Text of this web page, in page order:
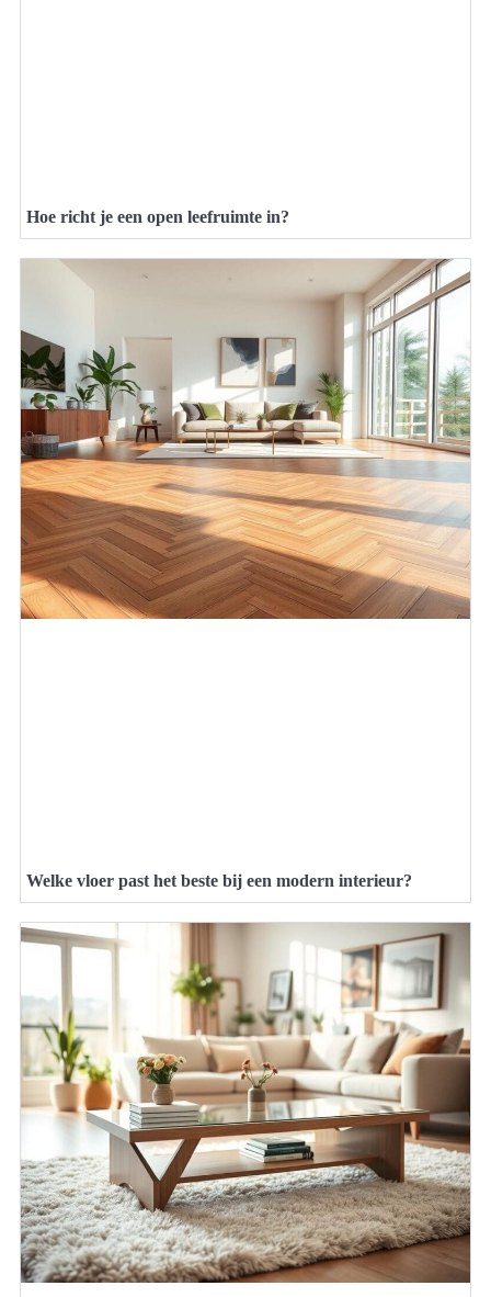
Hoe richt je een open leefruimte in?
Welke vloer past het beste bij een modern interieur?